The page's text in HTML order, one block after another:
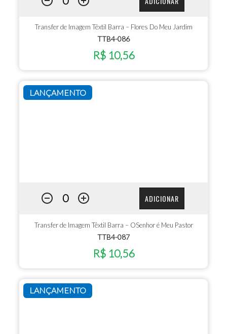
Transfer de Imagem Têxtil Barra – Flores Do Meu Jardim
TTB4-086
R$ 10,56
LANÇAMENTO
ADICIONAR
Transfer de Imagem Têxtil Barra – OSenhor é Meu Pastor
TTB4-087
R$ 10,56
LANÇAMENTO